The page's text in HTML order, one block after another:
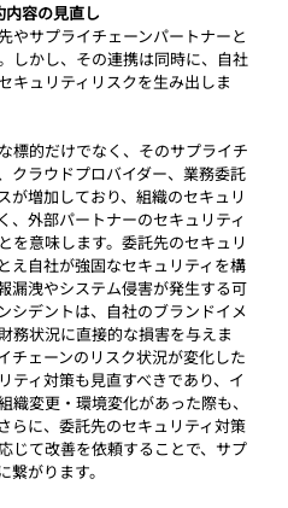
内容の見直し
やサプライチェーンパートナーと
しかし、その連携は同時に、自社
キュリティリスクを生み出しま
標的だけでなく、そのサプライチ
クラウドプロバイダー、業務委託
が増加しており、組織のセキュリ
、外部パートナーのセキュリティ
を意味します。委託先のセキュリ
え自社が強固なセキュリティを構
漏洩やシステム侵害が発生する可
シデントは、自社のブランドイメ
務状況に直接的な損害を与えま
チェーンのリスク状況が変化した
ティ対策も見直すべきであり、イ
織変更・環境変化があった際も、
らに、委託先のセキュリティ対策
じて改善を依頼することで、サプ
がります。